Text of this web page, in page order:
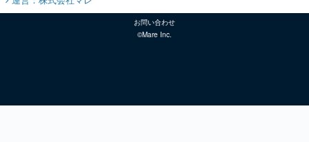
お問い合わせ
©Mare Inc.